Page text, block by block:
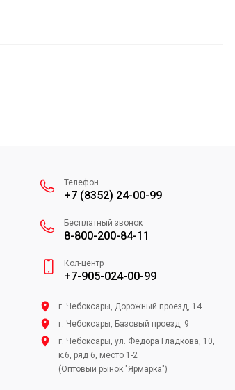
Телефон
+7 (8352) 24-00-99
Бесплатный звонок
8-800-200-84-11
Кол-центр
+7-905-024-00-99
г. Чебоксары, Дорожный проезд, 14
г. Чебоксары, Базовый проезд, 9
г. Чебоксары, ул. Фёдора Гладкова, 10,
к.6, ряд 6, место 1-2
(Оптовый рынок "Ярмарка")